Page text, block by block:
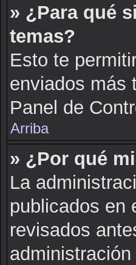
» ¿Para qué
temas?
Esto te
enviados más
Panel de
Arriba
» ¿Por qué
La
publicados en
revisados